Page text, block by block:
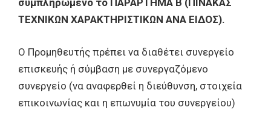
συμπληρωμένο το ΠΑΡΑΡΤΗΜΑ Β (ΠΙΝΑΚΑΣ
ΤΕΧΝΙΚΩΝ ΧΑΡΑΚΤΗΡΙΣΤΙΚΩΝ ΑΝΑ ΕΙΔΟΣ).
Ο Προμηθευτής πρέπει να διαθέτει συνεργείο
επισκευής ή σύμβαση με συνεργαζόμενο
συνεργείο (να αναφερθεί η διεύθυνση, στοιχεία
επικοινωνίας και η επωνυμία του συνεργείου)